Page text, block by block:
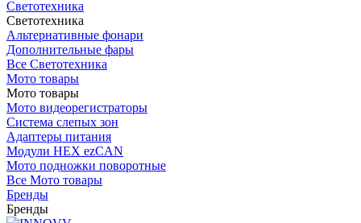
Светотехника
Светотехника
Альтернативные фонари
Дополнительные фары
Все Светотехника
Мото товары
Мото товары
Мото видеорегистраторы
Система слепых зон
Адаптеры питания
Модули HEX ezCAN
Мото подножки поворотные
Все Мото товары
Бренды
Бренды